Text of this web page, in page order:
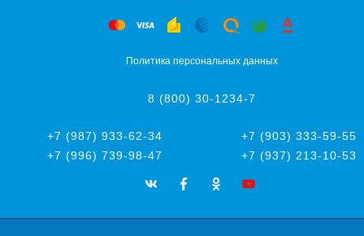
Политика персональных данных
8 (800) 30-1234-7
+7 (987) 933-62-34
+7 (903) 333-59-55
+7 (996) 739-98-47
+7 (937) 213-10-53